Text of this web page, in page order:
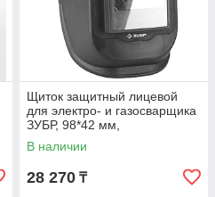
Щиток защитный лицевой
для электро- и газосварщика
ЗУБР, 98*42 мм,
автозатемнение (11079)
В наличии
28 270 ₸